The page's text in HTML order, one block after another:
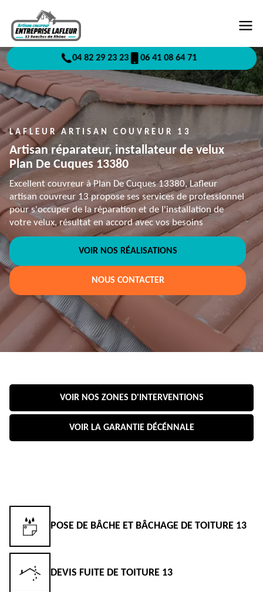
04 82 29 23 23 06 41 08 64 71
LAFLEUR ARTISAN COUVREUR 13
Artisan réparateur, installateur de velux
Plan De Cuques 13380
Excellent couvreur à Plan De Cuques 13380, Lafleur
artisan couvreur 13 propose ses services de professionnel
pour s'occuper de la réparation et de l'installation de
votre velux, résultat en accord avec vos besoins
VOIR NOS RÉALISATIONS
NOUS CONTACTER
VOIR NOS ZONES D'INTERVENTIONS
VOIR LA GARANTIE DÉCÉNNALE
POSE DE BÂCHE ET BÂCHAGE DE TOITURE 13
DEVIS FUITE DE TOITURE 13